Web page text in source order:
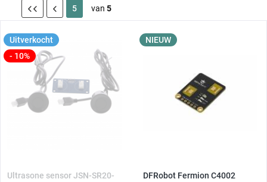
5 van 5
Uitverkocht
- 10%
Ultrasone sensor JSN-SR20-
NIEUW
DFRobot Fermion C4002